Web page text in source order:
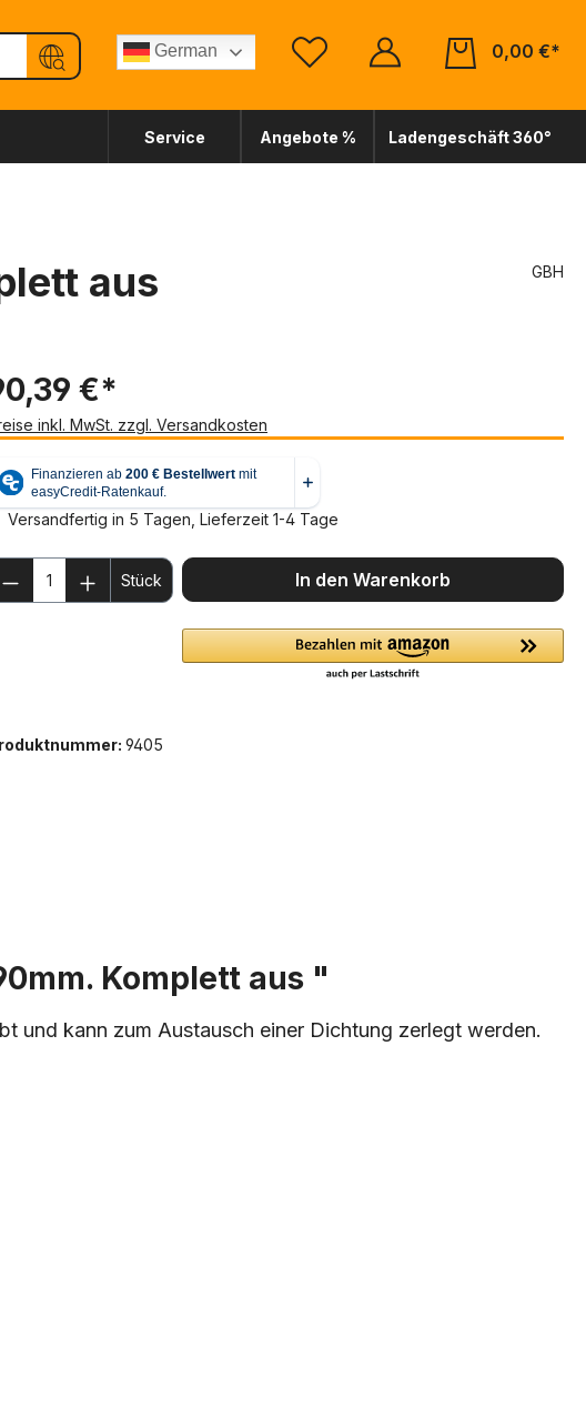
German
0,00 €*
Service Angebote % Ladengeschäft 360°
aus GBH
€*
inkl. MwSt. zzgl. Versandkosten
Versandfertig in 5 Tagen, Lieferzeit 1-4 Tage
Anzahl: Gib den gewünschten Wert
Stück In den Warenkorb
9405
Komplett aus "
und kann zum Austausch einer Dichtung zerlegt werden.